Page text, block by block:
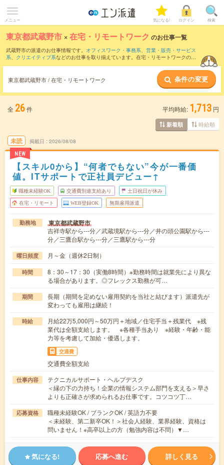
メニュー 気になる! ログイン 検索
東京都武蔵野市 ×在宅・リモートワーク のお仕事一覧
武蔵野市の派遣のお仕事情報です。 オフィスワーク・事務系、 営業・販売・サービス
系、 クリエイティブ系などのお仕事を取り揃えています。在宅・リモートワークの条
東京都武蔵野市 / 在宅・リモートワーク 条件の変更
全 26件 平均時給: 1,713 円
新着順 時給順
未読
NEW
掲載日 2026/08/08
【スキル0から】“何者でもない”今が一番価
値。ITサポートで正社員デビュー↑
職種未経験OK 交通費別途支給あり 土日祝日が休み
在宅・リモート WEB登録OK 無期雇用派遣
勤務地 東京都武蔵野市
吉祥寺駅から---分／武蔵境駅から---分／井の頭公園駅から---
分／三鷹台駅から---分／三鷹駅から---分
曜日頻度 月～金（週休2日制）
時間
8：30～17：30（実働8時間）※勤務時間は就業先により異な
る場合があります。◎フレックス勤務が可…
期間
長期（期間を定めない雇用契約を当社と結びます）派遣先が
変わっても雇用は継続！
時給
月給22万5,000円～50万円＋地域／住宅手当＋残業代 ※残
業代は全額支給します。 ※各種手当あり ※経験・年齢・能
力等を考慮して加給・優遇します。
交通費
交通費全額支給
仕事内容
テクニカルサポート・ヘルプデスク
＜縁の下の力持ち！企業の情報システム部門を支える＞早さ
よりも正確さが求められるお仕事です。コツコツ丁…
応募資格
職種未経験OK / ブランクOK / 英語力不要
＜未経験、第二新卒OK！＞社会人経験、業界経験、資格は
問いません！※高卒以上の方（勉強内容は不問）▼…
気になる! 応募へ進む 詳しく見る